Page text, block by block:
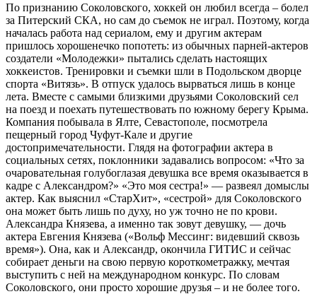
По признанию Соколовского, хоккей он любил всегда – болел
за Питерский СКА, но сам до съемок не играл. Поэтому, когда
началась работа над сериалом, ему и другим актерам
пришлось хорошенечко попотеть: из обычных парней-актеров
создатели «Молодежки» пытались сделать настоящих
хоккеистов. Тренировки и съемки шли в Подольском дворце
спорта «Витязь». В отпуск удалось вырваться лишь в конце
лета. Вместе с самыми близкими друзьями Соколовский сел
на поезд и поехать путешествовать по южному берегу Крыма.
Компания побывала в Ялте, Севастополе, посмотрела
пещерный город Чуфут-Кале и другие
достопримечательности. Глядя на фотографии актера в
социальных сетях, поклонники задавались вопросом: «Что за
очаровательная голубоглазая девушка все время оказывается в
кадре с Александром?» «Это моя сестра!» — развеял домыслы
актер. Как выяснил «СтарХит», «сестрой» для Соколовского
она может быть лишь по духу, но уж точно не по крови.
Александра Князева, а именно так зовут девушку, — дочь
актера Евгения Князева («Вольф Мессинг: видевший сквозь
время»). Она, как и Александр, окончила ГИТИС и сейчас
собирает деньги на свою первую короткометражку, мечтая
выступить с ней на международном конкурс. По словам
Соколовского, они просто хорошие друзья – и не более того.